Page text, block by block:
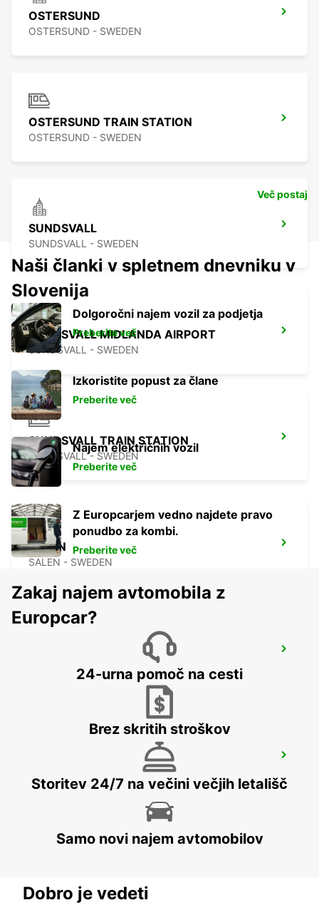
OSTERSUND
OSTERSUND - SWEDEN
OSTERSUND TRAIN STATION
OSTERSUND - SWEDEN
SUNDSVALL
SUNDSVALL - SWEDEN
SUNDSVALL MIDLANDA AIRPORT
SUNDSVALL - SWEDEN
SUNDSVALL TRAIN STATION
SUNDSVALL - SWEDEN
SALEN
SALEN - SWEDEN
SCANDINAVIAN MOUNTAIN
SALEN - SWEDEN
MORA TRAINSTATION
Več postaj
Naši članki v spletnem dnevniku v
Slovenija
Dolgoročni najem vozil za podjetja
Preberite več
Izkoristite popust za člane
Preberite več
Najem električnih vozil
Preberite več
Z Europcarjem vedno najdete pravo
ponudbo za kombi.
Preberite več
Zakaj najem avtomobila z
Europcar?
24-urna pomoč na cesti
Brez skritih stroškov
Storitev 24/7 na večini večjih letališč
Samo novi najem avtomobilov
Dobro je vedeti